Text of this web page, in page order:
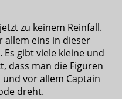
zu keinem Reinfall.
eins in dieser
gibt viele kleine und
dass man die Figuren
und vor allem Captain
dreht.